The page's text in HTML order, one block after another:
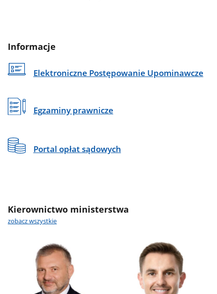
Informacje
Elektroniczne Postępowanie Upominawcze
Egzaminy prawnicze
Portal opłat sądowych
Kierownictwo ministerstwa
zobacz wszystkie